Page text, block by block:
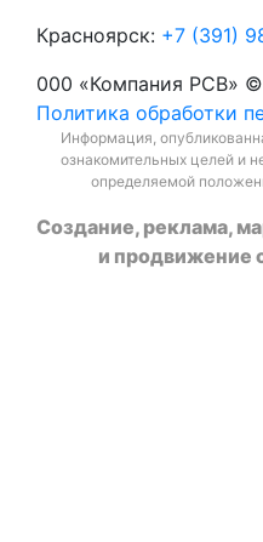
Красноярск: +7 (391)
000 «Компания РСВ»
Политика обработки
Информация,
ознакомительных целей и
определяемой
Создание, реклама,
и продвижение